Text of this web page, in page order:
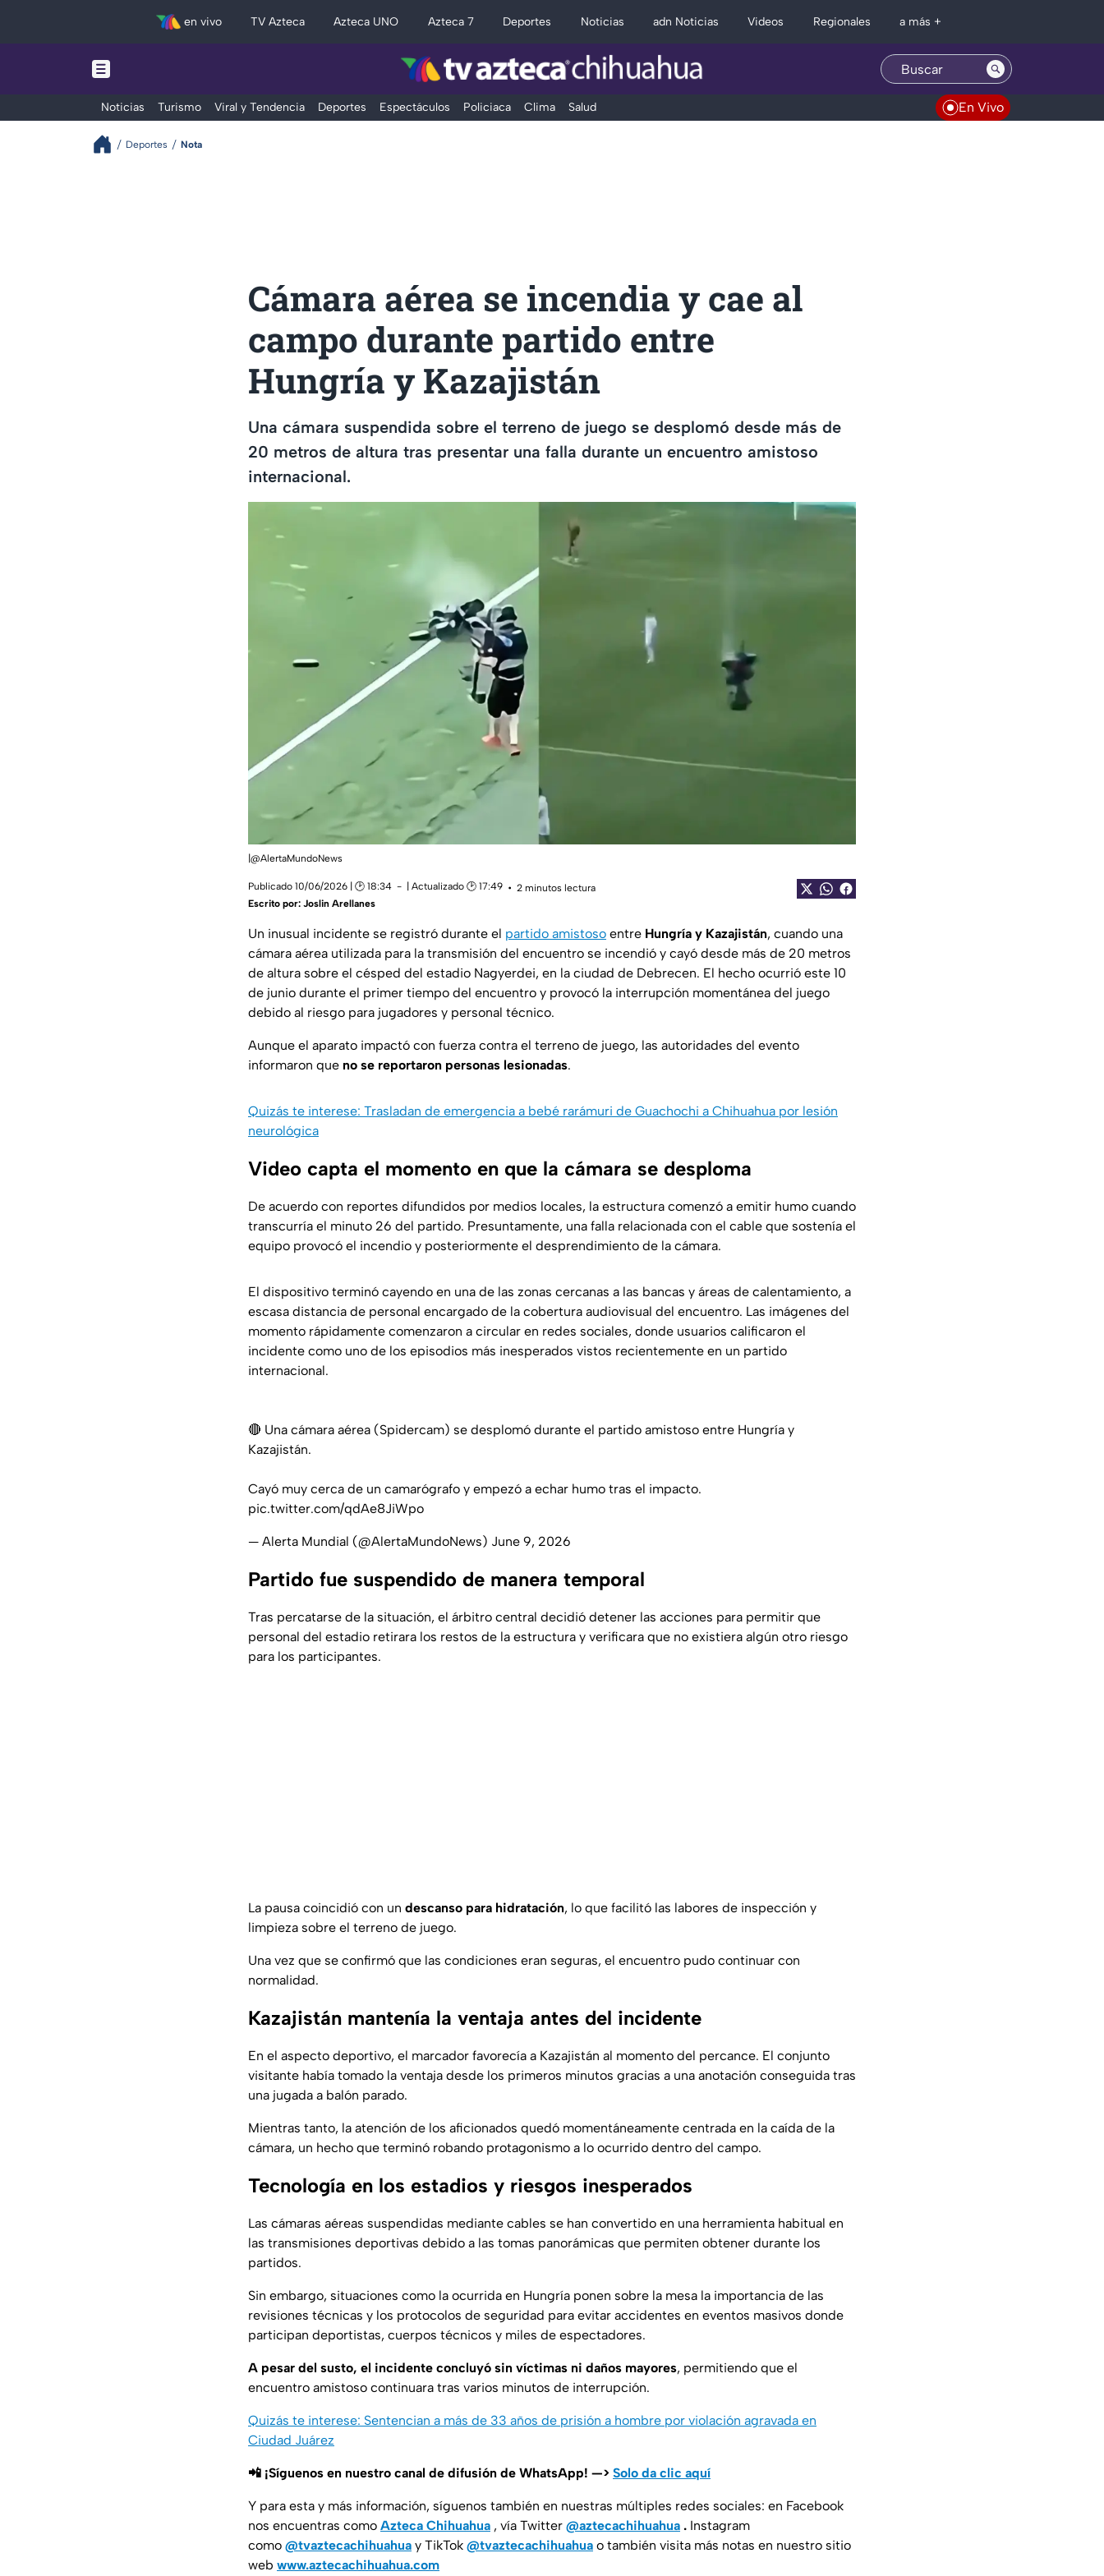
en vivo TV Azteca Azteca UNO Azteca 7 Deportes Noticias adn Noticias Videos Regionales a más +
Noticias Turismo Viral y Tendencia Deportes Espectáculos Policiaca Clima Salud En Vivo
Deportes Nota
Cámara aérea se incendia y cae al
campo durante partido entre
Hungría y Kazajistán
Una cámara suspendida sobre el terreno de juego se desplomó desde más de
20 metros de altura tras presentar una falla durante un encuentro amistoso
internacional.
|@AlertaMundoNews
Publicado 10/06/2026 | 🕑 18:34 | Actualizado 🕑 17:49
2 minutos lectura
Escrito por: Joslin Arellanes
Un inusual incidente se registró durante el partido amistoso entre Hungría y Kazajistán, cuando una
cámara aérea utilizada para la transmisión del encuentro se incendió y cayó desde más de 20 metros
de altura sobre el césped del estadio Nagyerdei, en la ciudad de Debrecen. El hecho ocurrió este 10
de junio durante el primer tiempo del encuentro y provocó la interrupción momentánea del juego
debido al riesgo para jugadores y personal técnico.
Aunque el aparato impactó con fuerza contra el terreno de juego, las autoridades del evento
informaron que no se reportaron personas lesionadas.
Quizás te interese: Trasladan de emergencia a bebé rarámuri de Guachochi a Chihuahua por lesión
neurológica
Video capta el momento en que la cámara se desploma
De acuerdo con reportes difundidos por medios locales, la estructura comenzó a emitir humo cuando
transcurría el minuto 26 del partido. Presuntamente, una falla relacionada con el cable que sostenía el
equipo provocó el incendio y posteriormente el desprendimiento de la cámara.
El dispositivo terminó cayendo en una de las zonas cercanas a las bancas y áreas de calentamiento, a
escasa distancia de personal encargado de la cobertura audiovisual del encuentro. Las imágenes del
momento rápidamente comenzaron a circular en redes sociales, donde usuarios calificaron el
incidente como uno de los episodios más inesperados vistos recientemente en un partido
internacional.
🔴 Una cámara aérea (Spidercam) se desplomó durante el partido amistoso entre Hungría y
Kazajistán.
Cayó muy cerca de un camarógrafo y empezó a echar humo tras el impacto.
pic.twitter.com/qdAe8JiWpo
— Alerta Mundial (@AlertaMundoNews) June 9, 2026
Partido fue suspendido de manera temporal
Tras percatarse de la situación, el árbitro central decidió detener las acciones para permitir que
personal del estadio retirara los restos de la estructura y verificara que no existiera algún otro riesgo
para los participantes.
La pausa coincidió con un descanso para hidratación, lo que facilitó las labores de inspección y
limpieza sobre el terreno de juego.
Una vez que se confirmó que las condiciones eran seguras, el encuentro pudo continuar con
normalidad.
Kazajistán mantenía la ventaja antes del incidente
En el aspecto deportivo, el marcador favorecía a Kazajistán al momento del percance. El conjunto
visitante había tomado la ventaja desde los primeros minutos gracias a una anotación conseguida tras
una jugada a balón parado.
Mientras tanto, la atención de los aficionados quedó momentáneamente centrada en la caída de la
cámara, un hecho que terminó robando protagonismo a lo ocurrido dentro del campo.
Tecnología en los estadios y riesgos inesperados
Las cámaras aéreas suspendidas mediante cables se han convertido en una herramienta habitual en
las transmisiones deportivas debido a las tomas panorámicas que permiten obtener durante los
partidos.
Sin embargo, situaciones como la ocurrida en Hungría ponen sobre la mesa la importancia de las
revisiones técnicas y los protocolos de seguridad para evitar accidentes en eventos masivos donde
participan deportistas, cuerpos técnicos y miles de espectadores.
A pesar del susto, el incidente concluyó sin víctimas ni daños mayores, permitiendo que el
encuentro amistoso continuara tras varios minutos de interrupción.
Quizás te interese: Sentencian a más de 33 años de prisión a hombre por violación agravada en
Ciudad Juárez
📲 ¡Síguenos en nuestro canal de difusión de WhatsApp! —> Solo da clic aquí
Y para esta y más información, síguenos también en nuestras múltiples redes sociales: en Facebook
nos encuentras como Azteca Chihuahua , vía Twitter @aztecachihuahua . Instagram
como @tvaztecachihuahua y TikTok @tvaztecachihuahua o también visita más notas en nuestro sitio
web www.aztecachihuahua.com